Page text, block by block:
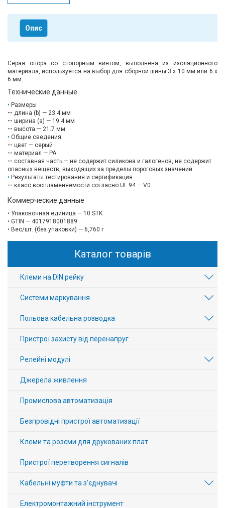
Опис
Серая опора со стопорным винтом, выполнена из изоляционного
материала, используется на выбор для сборной шины 3 x 10 мм или 6 х
6 мм.
Технические данные
Размеры
-- длина (b) — 23.4 мм
-- ширина (a) — 19.4 мм
-- высота — 21.7 мм
Общие сведения
-- цвет — серый
-- материал — PA
-- составная часть — не содержит силикона и галогенов, не содержит
опасных веществ, выходящих за пределы пороговых значений
Результаты тестирования и сертификация
-- класс воспламеняемости согласно UL 94 — V0
Коммерческие данные
Упаковочная единица — 10 STK
GTIN — 4017918001889
Вес/шт. (без упаковки) — 6,760 г
Каталог товарів
Клеми на DIN рейку
Системи маркування
Польова кабельна розводка
Пристрої захисту від перенапруг
Релейні модулі
Джерела живлення
Промислова автоматизація
Безпровідні пристрої автоматизації
Клеми та розєми для друкованих плат
Пристрої перетворення сигналів
Кабельні муфти та з'єднувачі
Електромонтажний інструмент